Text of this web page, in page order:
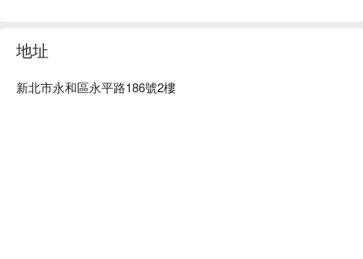
佳儀時尚美學館服務：店內提供了複合式的美業服務，美甲、
美睫、美容、按摩、采耳等服務，將於 FunNow 上提供給所有
佳儀時尚美學館推薦：主打全身筋絡油壓、光療單色凝膠單色
地址
新北市永和區永平路186號2樓